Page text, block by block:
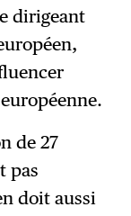
dirigeant
de 27
pas
doit aussi